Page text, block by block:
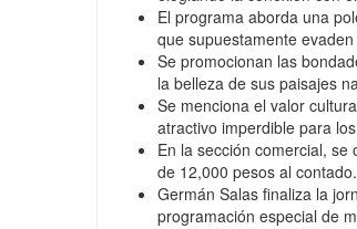
El programa aborda una
que supuestamente
Se promocionan las
la belleza de sus paisajes
Se menciona el valor
atractivo imperdible para
En la sección comercial,
de 12,000 pesos al contado.
Germán Salas finaliza la
programación especial de